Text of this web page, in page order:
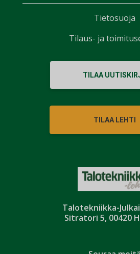
Talotekniikka-
Sitratori 5, 00420
TILAA
TILAA LEHTI
Tietosuoja
Tilaus- ja